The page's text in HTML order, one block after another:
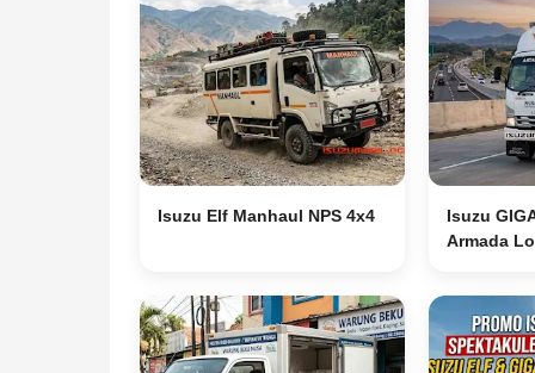
Isuzu Elf Manhaul NPS 4x4
Isuzu
Armada